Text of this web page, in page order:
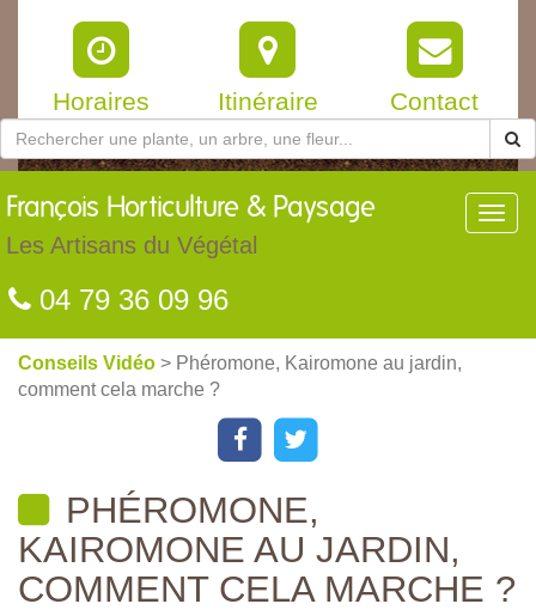
Horaires Itinéraire Contact
François Horticulture & Paysage
Les Artisans du Végétal
04 79 36 09 96
Conseils Vidéo > Phéromone, Kairomone au jardin,
comment cela marche ?
PHÉROMONE,
KAIROMONE AU JARDIN,
COMMENT CELA MARCHE ?